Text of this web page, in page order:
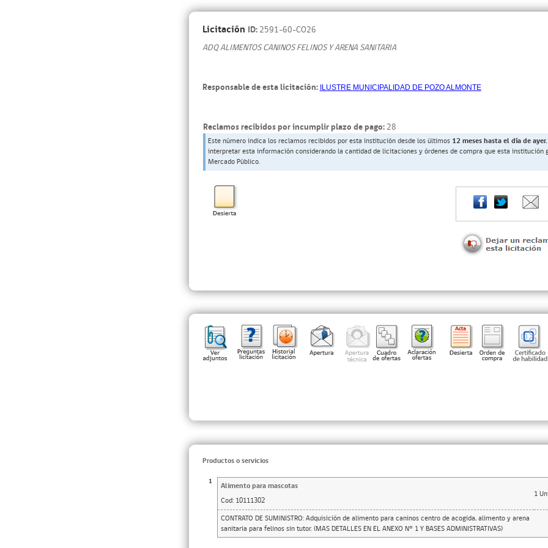
Licitación ID: 2591-60-CO26
ADQ ALIMENTOS CANINOS FELINOS Y ARENA SANITARIA
Responsable de esta licitación: ILUSTRE MUNICIPALIDAD DE POZO ALMONTE
Reclamos recibidos por incumplir plazo de pago: 28
Este número indica los reclamos recibidos por esta institución desde los últimos 12 meses hasta el día de ayer.
interpretar esta información considerando la cantidad de licitaciones y órdenes de compra que esta institución
Mercado Público.
Productos o servicios
1 Alimento para mascotas
1
Cod: 10111302
CONTRATO DE SUMINISTRO: Adquisición de alimento para caninos centro de acogida, alimento y arena
sanitaria para felinos sin tutor. (MAS DETALLES EN EL ANEXO N° 1 Y BASES ADMINISTRATIVAS)